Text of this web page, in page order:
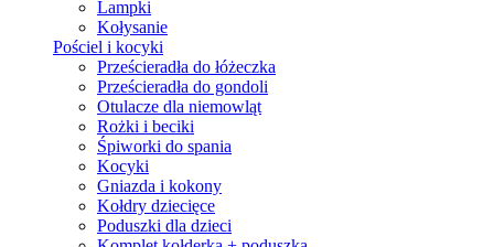
Lampki
Kołysanie
Pościel i kocyki
Prześcieradła do łóżeczka
Prześcieradła do gondoli
Otulacze dla niemowląt
Rożki i beciki
Śpiworki do spania
Kocyki
Gniazda i kokony
Kołdry dziecięce
Poduszki dla dzieci